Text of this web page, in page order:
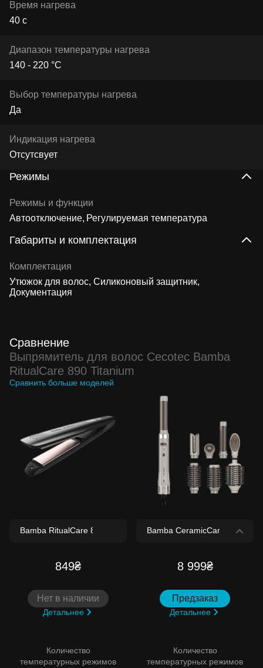
Время нагрева
40 с
Диапазон температуры нагрева
140 - 220 °C
Выбор температуры нагрева
Да
Индикация нагрева
Отсутсвует
Режимы
Режимы и функции
Автоотключение Регулируемая температура
Габариты и комплектация
Комплектация
Утюжок для волос, Силиконовый защитник,
Документация
Сравнение
Выпрямитель для волос Cecotec Bamba
RitualCare 890 Titanium
Сравнить больше моделей
849₴
Нет в наличии
Детальнее
Количество
температурных режимов
8 999₴
Предзаказ
Детальнее
Количество
температурных режимов